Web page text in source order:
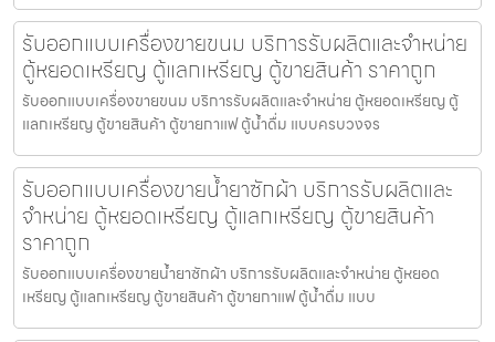
รับออกแบบเครื่องขายขนม บริการรับผลิตและจำหน่าย
ตู้หยอดเหรียญ ตู้แลกเหรียญ ตู้ขายสินค้า ราคาถูก
รับออกแบบเครื่องขายขนม บริการรับผลิตและจำหน่าย ตู้หยอดเหรียญ ตู้
แลกเหรียญ ตู้ขายสินค้า ตู้ขายกาแฟ ตู้น้ำดื่ม แบบครบวงจร
รับออกแบบเครื่องขายน้ำยาซักผ้า บริการรับผลิตและ
จำหน่าย ตู้หยอดเหรียญ ตู้แลกเหรียญ ตู้ขายสินค้า
ราคาถูก
รับออกแบบเครื่องขายน้ำยาซักผ้า บริการรับผลิตและจำหน่าย ตู้หยอด
เหรียญ ตู้แลกเหรียญ ตู้ขายสินค้า ตู้ขายกาแฟ ตู้น้ำดื่ม แบบ